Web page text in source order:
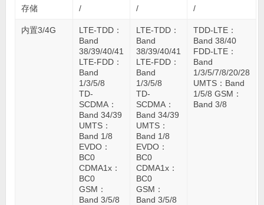
存储 / / /
内置3/4G
LTE-TDD：
Band
38/39/40/41
LTE-FDD：
Band
1/3/5/8
TD-
SCDMA：
Band 34/39
UMTS：
Band 1/8
EVDO：
BC0
CDMA1x：
BC0
GSM：
Band 3/5/8
LTE-TDD：
Band
38/39/40/41
LTE-FDD：
Band
1/3/5/8
TD-
SCDMA：
Band 34/39
UMTS：
Band 1/8
EVDO：
BC0
CDMA1x：
BC0
GSM：
Band 3/5/8
TDD-LTE：
Band 38/40
FDD-LTE：
Band
1/3/5/7/8/20/28
UMTS：Band
1/5/8 GSM：
Band 3/8